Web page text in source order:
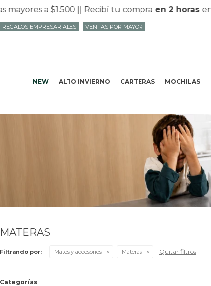
a $1.500 || Recibí tu compraen 2 horas en Mvd
NEW ALTO INVIERNO CARTERAS MOCHILAS
REGALOS EMPRESARIALES VENTAS POR MAYOR
MATERAS
Filtrando por: Mates y accesorios Materas Quitar filtros
Categorías